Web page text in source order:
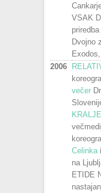
VSAK
Dvojno
2006
večer
Celinka
na
ETIDE